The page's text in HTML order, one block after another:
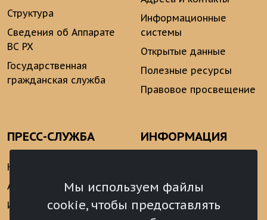
Мы используем файлы
cookie, чтобы предоставлять
Структура
Сведения об Аппарате
ВС РХ
Государственная
гражданская служба
Информационные
системы
Открытые данные
Полезные ресурсы
Правовое просвещение
ПРЕСС-СЛУЖБА
Новости
Анонсы
Интервью
ИНФОРМАЦИЯ
аналитические
материалы
Реализация Послания